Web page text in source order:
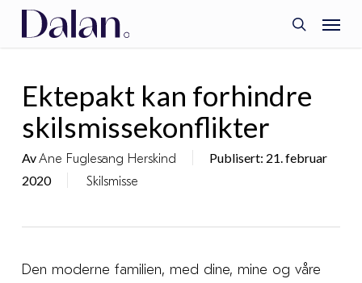
Skip
search
Menu
Ektepakt kan forhindre
skilsmissekonflikter
AvAne Fuglesang Herskind
Publisert: 21. februar
2020
Skilsmisse
Den moderne familien, med dine, mine og våre